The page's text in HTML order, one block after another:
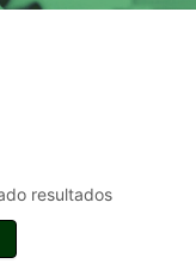
resultados